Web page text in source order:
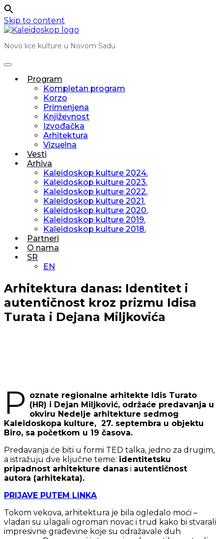
Skip to content
Novo lice kulture u Novom Sadu
Program
Kompletan program
Korzo
Primenjena
Književnost
Izvođačka
Arhitektura
Vizuelna
Vesti
Arhiva
Kaleidoskop kulture 2024.
Kaleidoskop kulture 2023.
Kaleidoskop kulture 2022.
Kaleidoskop kulture 2021.
Kaleidoskop kulture 2020.
Kaleidoskop kulture 2019.
Kaleidoskop kulture 2018.
Partneri
O nama
SR
EN
Arhitektura danas: Identitet i
autentičnost kroz prizmu Idisa
Turata i Dejana Miljkovića
P oznate regionalne arhitekte Idis Turato
(HR) i Dejan Miljković, održaće predavanja u
okviru Nedelje arhitekture sedmog
Kaleidoskopa kulture, 27. septembra u objektu
Biro, sa početkom u 19 časova.
Predavanja će biti u formi TED talka, jedno za drugim,
a istražuju dve ključne teme: identitetsku
pripadnost arhitekture danas i autentičnost
autora (arhitekata).
PRIJAVE PUTEM LINKA
Tokom vekova, arhitektura je bila ogledalo moći –
vladari su ulagali ogroman novac i trud kako bi stvarali
impresivne građevine koje su odražavale duh